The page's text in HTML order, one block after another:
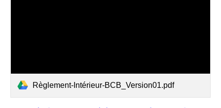
Règlement-Intérieur-BCB_Version01.pdf